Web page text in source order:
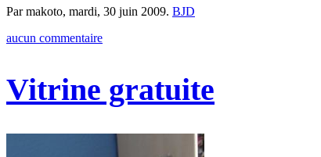
Par makoto, mardi, 30 juin 2009. BJD
aucun commentaire
Vitrine gratuite